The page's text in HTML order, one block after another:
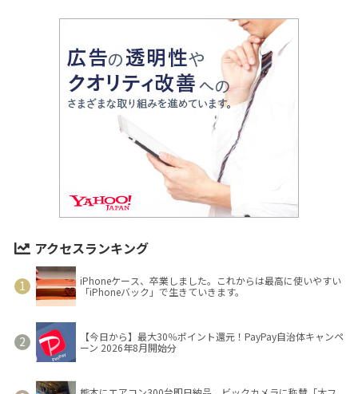
アクセスランキング
iPhoneケース、卒業しました。これからは最高に使いやすい
「iPhoneバック」で生きていきます。
【今日から】最大30％ポイント還元！PayPay自治体キャンペ
ーン 2026年8月開始分